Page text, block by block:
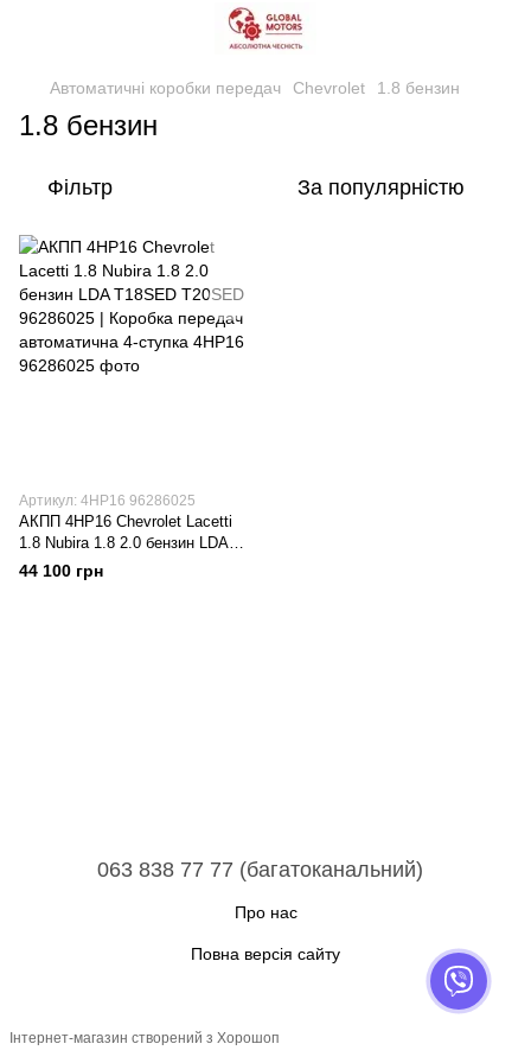
Автоматичні коробки передач Chevrolet 1.8 бензин
1.8 бензин
Фільтр За популярністю
Артикул: 4HP16 96286025
АКПП 4HP16 Chevrolet Lacetti
1.8 Nubira 1.8 2.0 бензин LDA
T18SED T20SED 96286025 |
Коробка передач автоматична
44 100 грн
063 838 77 77 (багатоканальний)
Про нас
Повна версія сайту
Інтернет-магазин створений з Хорошоп